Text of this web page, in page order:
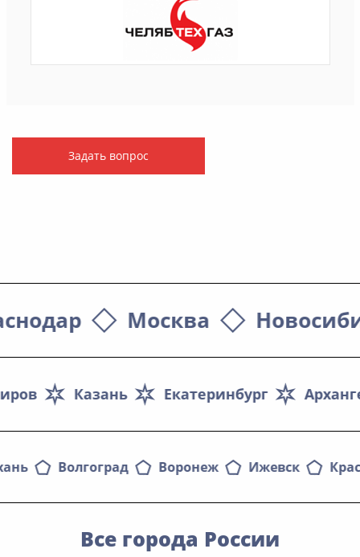
Задать вопрос
Москва
Екатеринбург
Казань
Волгоград Воронеж Ижевск
Все города России